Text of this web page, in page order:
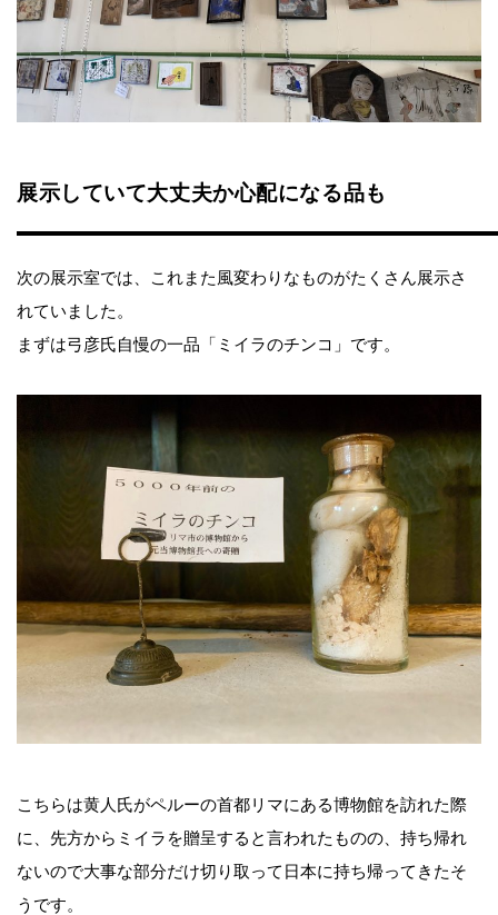
展示していて大丈夫か心配になる品も
次の展示室では、これまた風変わりなものがたくさん展示さ
れていました。
まずは弓彦氏自慢の一品「ミイラのチンコ」です。
こちらは黄人氏がペルーの首都リマにある博物館を訪れた際
に、先方からミイラを贈呈すると言われたものの、持ち帰れ
ないので大事な部分だけ切り取って日本に持ち帰ってきたそ
うです。